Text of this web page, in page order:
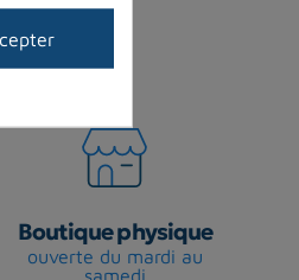
Boutique physique
ouverte du mardi au
samedi